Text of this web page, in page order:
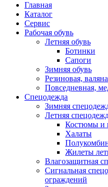
Главная
Каталог
Сервис
Рабочая обувь
Летняя обувь
Ботинки
Сапоги
Зимняя обувь
Резиновая,
Повседневная,
Спецодежда
Зимняя
Летняя
Костюмы и
Халаты
Жилеты
Влагозащитная
Сигнальная
ограждений